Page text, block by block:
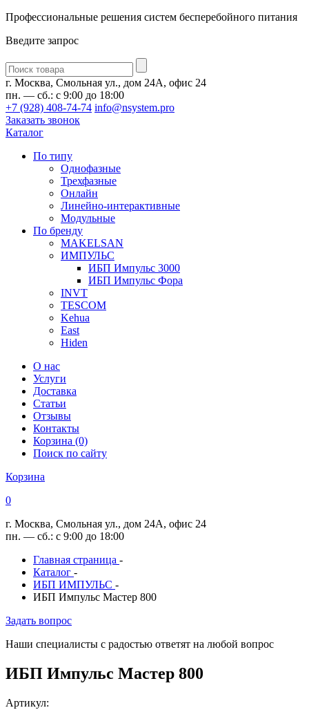
Профессиональные решения систем бесперебойного питания
Введите запрос
Введите
запрос
г. Москва, Смольная ул., дом 24А, офис 24
пн. — сб.: с 9:00 до 18:00
+7 (928) 408-74-74 info@nsystem.pro
Заказать звонок
Каталог
По типу
Однофазные
Трехфазные
Онлайн
Линейно-интерактивные
Модульные
По бренду
MAKELSAN
ИМПУЛЬС
ИБП Импульс 3000
ИБП Импульс Фора
INVT
TESCOM
Kehua
East
Hiden
О нас
Услуги
Доставка
Статьи
Отзывы
Контакты
Корзина (0)
Поиск по сайту
Корзина
0
г. Москва, Смольная ул., дом 24А, офис 24
пн. — сб.: с 9:00 до 18:00
Главная страница -
Каталог -
ИБП ИМПУЛЬС -
ИБП Импульс Мастер 800
Задать вопрос
Наши специалисты с радостью ответят на любой вопрос
ИБП Импульс Мастер 800
Артикул: